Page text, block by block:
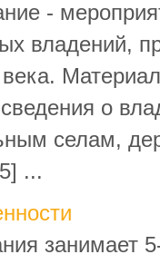
-
владений,
о
селам,
...
занимает